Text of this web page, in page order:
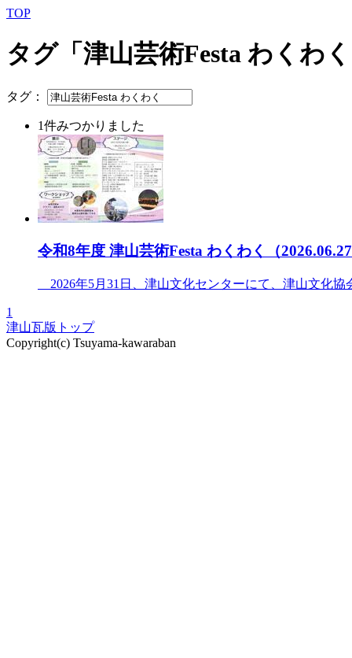
TOP
タグ「津山芸術Festa わくわ
タグ：
1件みつかりました
令和8年度 津山芸術Festa わくわく（
2026年5月31日、津山文化センターにて、津山文化協
1
津山瓦版トップ
Copyright(c) Tsuyama-kawaraban